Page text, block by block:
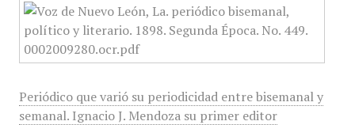
Periódico que varió su periodicidad entre bisemanal y
semanal. Ignacio J. Mendoza su primer editor